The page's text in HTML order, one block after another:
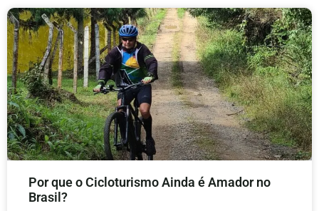
Por que o Cicloturismo Ainda é Amador no
Brasil?